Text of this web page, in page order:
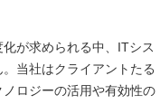
が求められる中、ITシス
当社はクライアントたる
ロジーの活用や有効性の